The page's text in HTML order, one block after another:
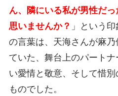
ん、隣にいる私が男性だ
思いませんか？ 」という
の言葉は、天海さんが麻
ていた、舞台上のパート
い愛情と敬意、そして惜
ものでした。